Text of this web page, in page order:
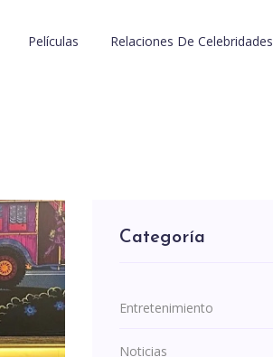
Películas Relaciones De Celebridades
Categoría
Entretenimiento
Noticias